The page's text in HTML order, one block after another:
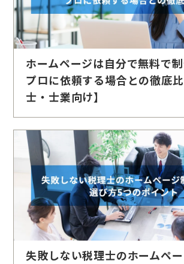
ホームページは自分で無料で
プロに依頼する場合との徹底
士・士業向け】
失敗しない税理士のホームペ